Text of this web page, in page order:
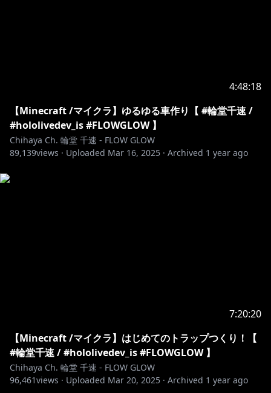
ホロライブDEV_ISからデビューした FLOWGLOWのDJ
兼運転手 輪堂千速です！
▼X
https://shop.hololivepro.com/products/hololive_asm
r_whiteday?_pos=4&_fid=20ba45601&_ss=c
https://shop.hololivepro.com/products/hololive_hol
4:48:18
【Minecraft /マイクラ】ゆるゆる車作り【 #輪堂千速 /
#hololivedev_is #FLOWGLOW 】
Chihaya Ch. 輪堂 千速 - FLOW GLOW
89,139views · Uploaded Mar 16, 2025 · Archived 1 year ago
7:20:20
【Minecraft /マイクラ】はじめてのトラップつくり！【
#輪堂千速 / #hololivedev_is #FLOWGLOW 】
Chihaya Ch. 輪堂 千速 - FLOW GLOW
96,461views · Uploaded Mar 20, 2025 · Archived 1 year ago